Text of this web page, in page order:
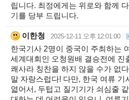
립니다. 최정에게는 위로와 함께
기를 당부 드립니다.
이한청 2025-12-11 오후 12:01:00
한국기사 2명이 중국이 주최하는
세계대회인 오청원배 결승전에 진
쾌사라 칭찬을 하지 않을 수가 없
말 자랑스럽다! 다만, 한국 여류 기
엷어서, 두텁고 질기기가 쇠심줄